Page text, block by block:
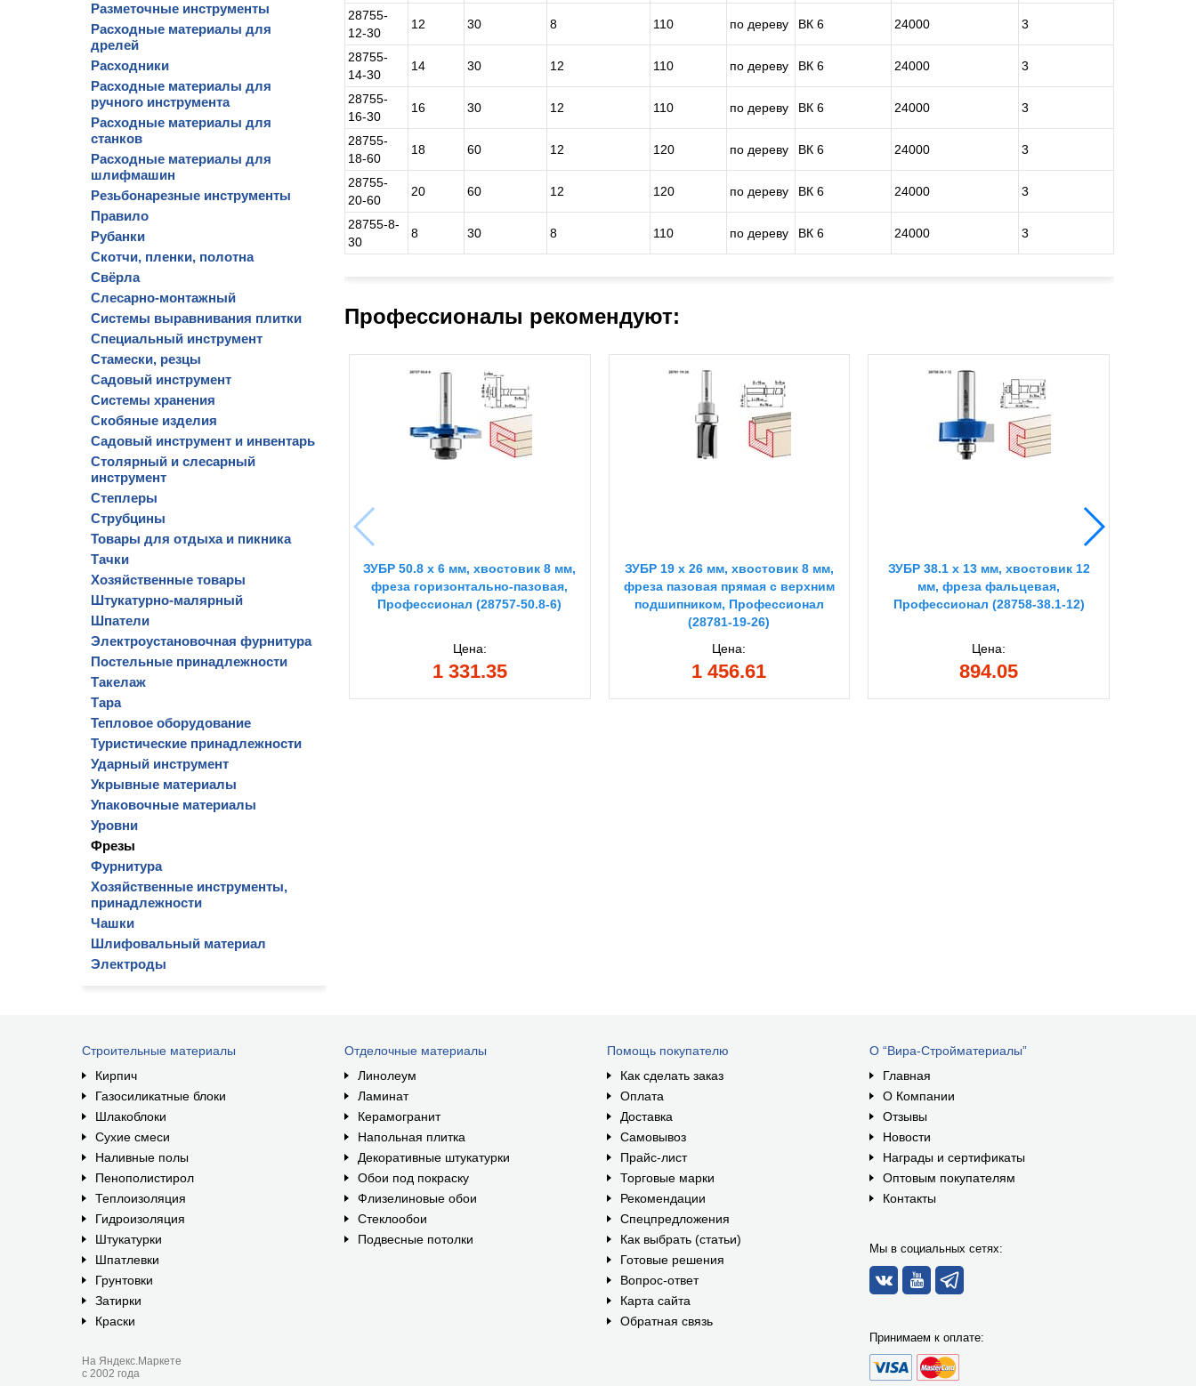
Разметочные инструменты
Расходные материалы для
дрелей
Расходники
Расходные материалы для
ручного инструмента
Расходные материалы для
станков
Расходные материалы для
шлифмашин
Резьбонарезные инструменты
Правило
Рубанки
Скотчи, пленки, полотна
Свёрла
Слесарно-монтажный
Системы выравнивания плитки
Специальный инструмент
Стамески, резцы
Садовый инструмент
Системы хранения
Скобяные изделия
Садовый инструмент и инвентарь
Столярный и слесарный
инструмент
Степлеры
Струбцины
Товары для отдыха и пикника
Тачки
Хозяйственные товары
Штукатурно-малярный
Шпатели
Электроустановочная фурнитура
Постельные принадлежности
Такелаж
Тара
Тепловое оборудование
Туристические принадлежности
Ударный инструмент
Укрывные материалы
Упаковочные материалы
Уровни
Фрезы
Фурнитура
Хозяйственные инструменты,
принадлежности
Чашки
Шлифовальный материал
Электроды
28755-
12-30
12 30 8 110 по дереву ВК 6 24000 3
28755-
14-30
14 30 12 110 по дереву ВК 6 24000 3
28755-
16-30
16 30 12 110 по дереву ВК 6 24000 3
28755-
18-60
18 60 12 120 по дереву ВК 6 24000 3
28755-
20-60
20 60 12 120 по дереву ВК 6 24000 3
28755-8-
30
8 30 8 110 по дереву ВК 6 24000 3
Профессионалы рекомендуют:
ЗУБР 50.8 x 6 мм, хвостовик 8 мм,
фреза горизонтально-пазовая,
Профессионал (28757-50.8-6)
Цена:
1 331.35
ЗУБР 19 x 26 мм, хвостовик 8 мм,
фреза пазовая прямая с верхним
подшипником, Профессионал
(28781-19-26)
Цена:
1 456.61
ЗУБР 38.1 x 13 мм, хвостовик 12
мм, фреза фальцевая,
Профессионал (28758-38.1-12)
Цена:
894.05
Строительные материалы
Кирпич
Газосиликатные блоки
Шлакоблоки
Сухие смеси
Наливные полы
Пенополистирол
Теплоизоляция
Гидроизоляция
Штукатурки
Шпатлевки
Грунтовки
Затирки
Краски
На Яндекс.Маркете
с 2002 года
Отделочные материалы
Линолеум
Ламинат
Керамогранит
Напольная плитка
Декоративные штукатурки
Обои под покраску
Флизелиновые обои
Стеклообои
Подвесные потолки
Помощь покупателю
Как сделать заказ
Оплата
Доставка
Самовывоз
Прайс-лист
Торговые марки
Рекомендации
Спецпредложения
Как выбрать (статьи)
Готовые решения
Вопрос-ответ
Карта сайта
Обратная связь
О “Вира-Стройматериалы”
Главная
О Компании
Отзывы
Новости
Награды и сертификаты
Оптовым покупателям
Контакты
Мы в социальных сетях:
Принимаем к оплате: